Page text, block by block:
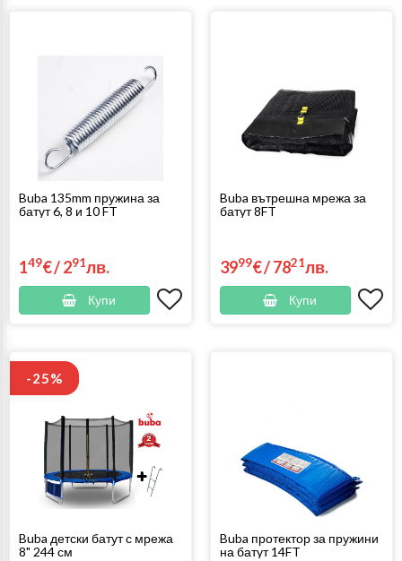
Buba 135mm пружина за
батут 6, 8 и 10 FT
149€/291лв.
Купи
Buba вътрешна мрежа за
батут 8FT
3999€/7821лв.
Купи
-25%
Buba детски батут с мрежа
8" 244 см
Buba протектор за пружини
на батут 14FT